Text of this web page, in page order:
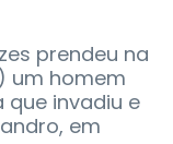
prendeu na
um homem
que invadiu e
em